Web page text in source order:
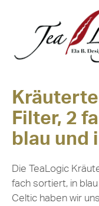
Filter, 2
blau und
Die TeaLogic
fach sortiert, in
Celtic haben wir